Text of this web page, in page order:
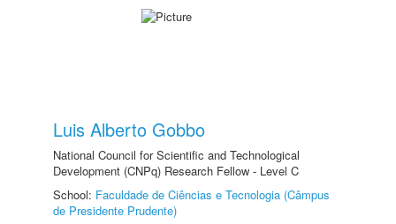
Luis Alberto Gobbo
National Council for Scientific and Technological
Development (CNPq) Research Fellow - Level C
School: Faculdade de Ciências e Tecnologia (Câmpus
de Presidente Prudente)